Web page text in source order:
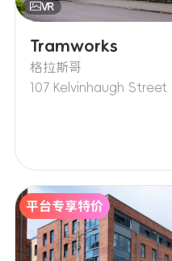
Tramworks
格拉斯哥
107 Kelvinhaugh Street